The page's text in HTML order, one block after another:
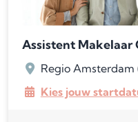
Assistent Makelaar
Regio Amsterdam
Kies jouw